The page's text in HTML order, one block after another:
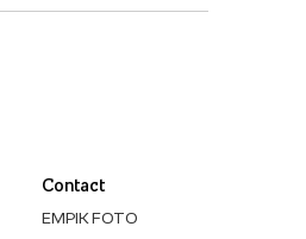
Contact
EMPIK FOTO